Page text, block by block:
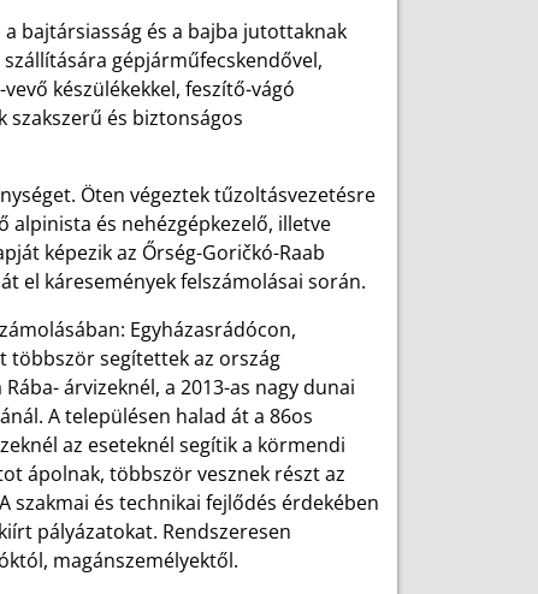
bajtársiasság és a bajba jutottaknak
gépjárműfecskendővel,
készülékekkel, feszítő-vágó
szakszerű és biztonságos
Öten végeztek tűzoltásvezetésre
és nehézgépkezelő, illetve
képezik az Őrség-Goričkó-Raab
el káresemények felszámolásai során.
Egyházasrádócon,
többször segítettek az ország
árvizeknél, a 2013-as nagy dunai
A településen halad át a 86os
az eseteknél segítik a körmendi
ápolnak, többször vesznek részt az
szakmai és technikai fejlődés érdekében
pályázatokat. Rendszeresen
magánszemélyektől.